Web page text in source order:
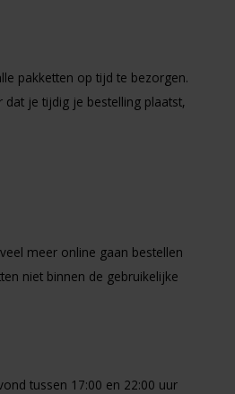
pakketten op tijd te bezorgen.
je tijdig je bestelling plaatst,
meer online gaan bestellen
niet binnen de gebruikelijke
tussen 17:00 en 22:00 uur